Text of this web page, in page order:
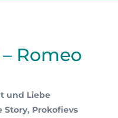
Romeo
und Liebe
Story, Prokofievs